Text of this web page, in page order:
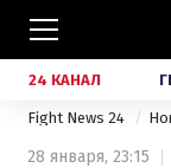
24 КАНАЛ
Fight News 24
28 января, 23:15